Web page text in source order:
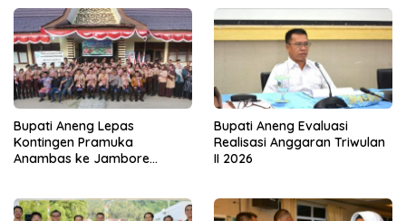
Bupati Aneng Lepas
Kontingen Pramuka
Anambas ke Jambore
Bupati Aneng Evaluasi
Realisasi Anggaran Triwulan
II 2026